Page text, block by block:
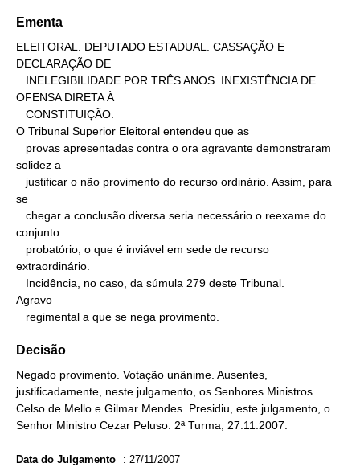
Ementa
ELEITORAL. DEPUTADO ESTADUAL. CASSAÇÃO E
DECLARAÇÃO DE
OFENSA DIRETA À
O Tribunal Superior Eleitoral entendeu que as
solidez a
se
conjunto
extraordinário.
Agravo
   regimental a que se nega provimento.
Decisão
Negado provimento. Votação unânime. Ausentes,
justificadamente, neste julgamento, os Senhores Ministros
Celso de Mello e Gilmar Mendes. Presidiu, este julgamento, o
Senhor Ministro Cezar Peluso. 2ª Turma, 27.11.2007.
Data do Julgamento : 27/11/2007